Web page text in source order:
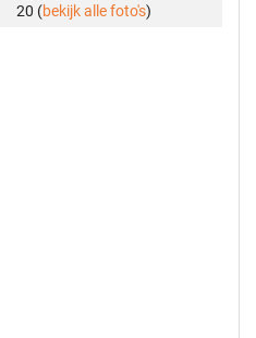
20 (bekijk alle foto's)